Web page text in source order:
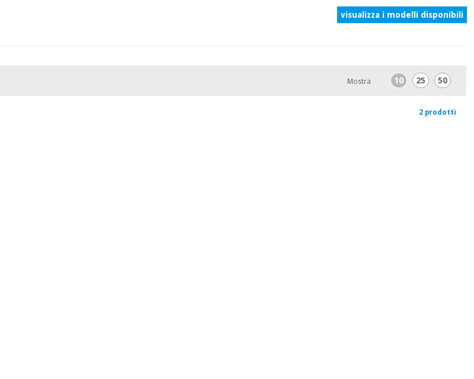
visualizza i modelli disponibili
Mostra 10 25 50
2 prodotti